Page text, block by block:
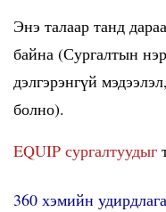
Энэ талаар танд
байна (Сургалтын
дэлгэрэнгүй
болно).
EQUIP сургалтуудыг
360 хэмийн удирдлага